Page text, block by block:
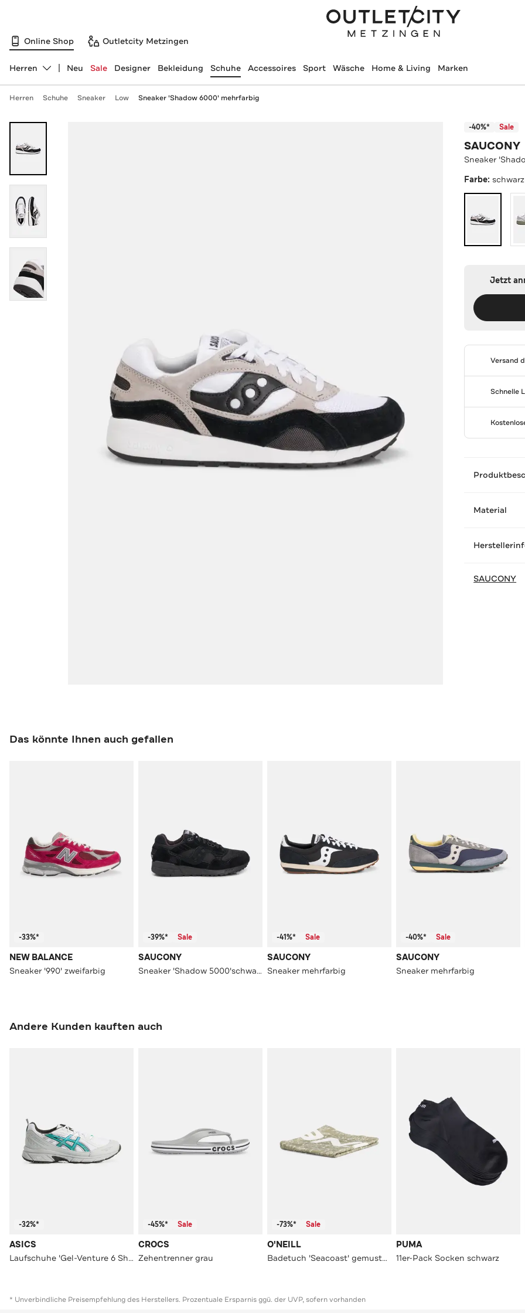
Online Shop Outletcity Metzingen
Abteilung ändern, ausgewählt:
Herren Neu Sale Designer Bekleidung Schuhe Accessoires Sport Wäsche Home & Living Marken
Herren Schuhe Sneaker Low Sneaker 'Shadow 6000' mehrfarbig
-40%* Sale
SAUCONY
Sneaker
Farbe:
Jetzt
Versand
Schnelle
Material
SAUCONY
Das könnte Ihnen auch gefallen
-33%*
NEW BALANCE
Sneaker '990' zweifarbig
-39%* Sale
SAUCONY
Sneaker 'Shadow 5000'schwarz
-41%* Sale
SAUCONY
Sneaker mehrfarbig
-40%* Sale
SAUCONY
Sneaker mehrfarbig
Andere Kunden kauften auch
-32%*
ASICS
Laufschuhe 'Gel-Venture 6 Shield' mehrfarbig
-45%* Sale
CROCS
Zehentrenner grau
-73%* Sale
O'NEILL
Badetuch 'Seacoast' gemustert
PUMA
11er-Pack Socken schwarz
* Unverbindliche Preisempfehlung des Herstellers. Prozentuale Ersparnis ggü. der UVP, sofern vorhanden